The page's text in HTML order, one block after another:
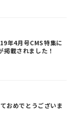
年4月号CMS特集に
掲載されました！
おめでとうございま